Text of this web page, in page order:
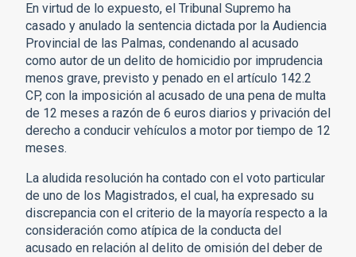
En virtud de lo expuesto, el Tribunal Supremo ha
casado y anulado la sentencia dictada por la Audiencia
Provincial de las Palmas, condenando al acusado
como autor de un delito de homicidio por imprudencia
menos grave, previsto y penado en el artículo 142.2
CP, con la imposición al acusado de una pena de multa
de 12 meses a razón de 6 euros diarios y privación del
derecho a conducir vehículos a motor por tiempo de 12
meses.
La aludida resolución ha contado con el voto particular
de uno de los Magistrados, el cual, ha expresado su
discrepancia con el criterio de la mayoría respecto a la
consideración como atípica de la conducta del
acusado en relación al delito de omisión del deber de